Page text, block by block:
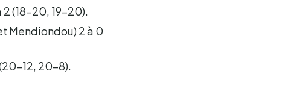
2 (18-20, 19-20).
Mendiondou) 2 à 0
12, 20-8).